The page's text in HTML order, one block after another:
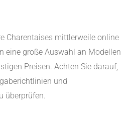
Charentaises mittlerweile online
eine große Auswahl an Modellen
Preisen. Achten Sie darauf,
und
überprüfen.